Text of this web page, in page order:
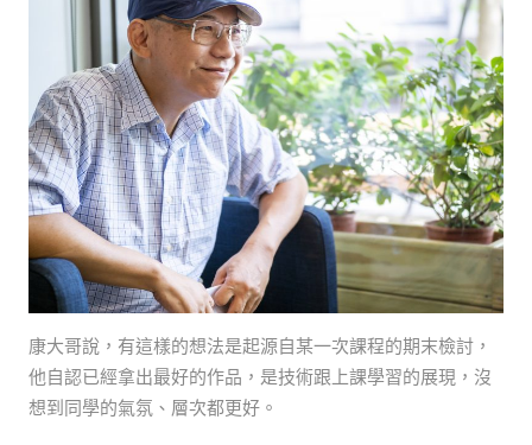
康大哥說，有這樣的想法是起源自某一次課程的期末檢討，
他自認已經拿出最好的作品，是技術跟上課學習的展現，沒
想到同學的氣氛、層次都更好。